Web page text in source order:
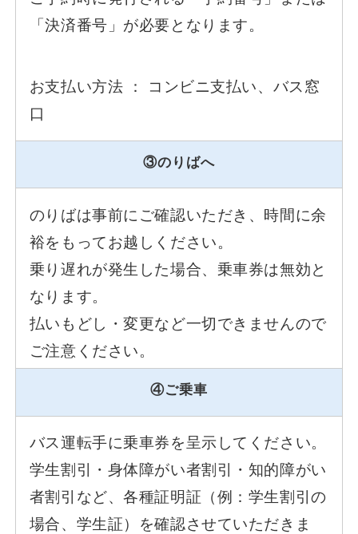
「決済番号」が必要となります。
お支払い方法 ： コンビニ支払い、バス窓
口
③のりばへ
のりばは事前にご確認いただき、時間に余
裕をもってお越しください。
乗り遅れが発生した場合、乗車券は無効と
なります。
払いもどし・変更など一切できませんので
ご注意ください。
④ご乗車
バス運転手に乗車券を呈示してください。
学生割引・身体障がい者割引・知的障がい
者割引など、各種証明証（例：学生割引の
場合、学生証）を確認させていただきま